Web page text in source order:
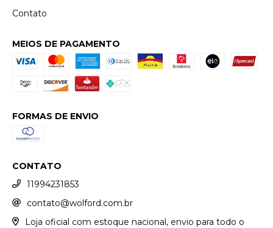
Contato
MEIOS DE PAGAMENTO
FORMAS DE ENVIO
CONTATO
11994231853
contato@wolford.com.br
Loja oficial com estoque nacional, envio para todo o